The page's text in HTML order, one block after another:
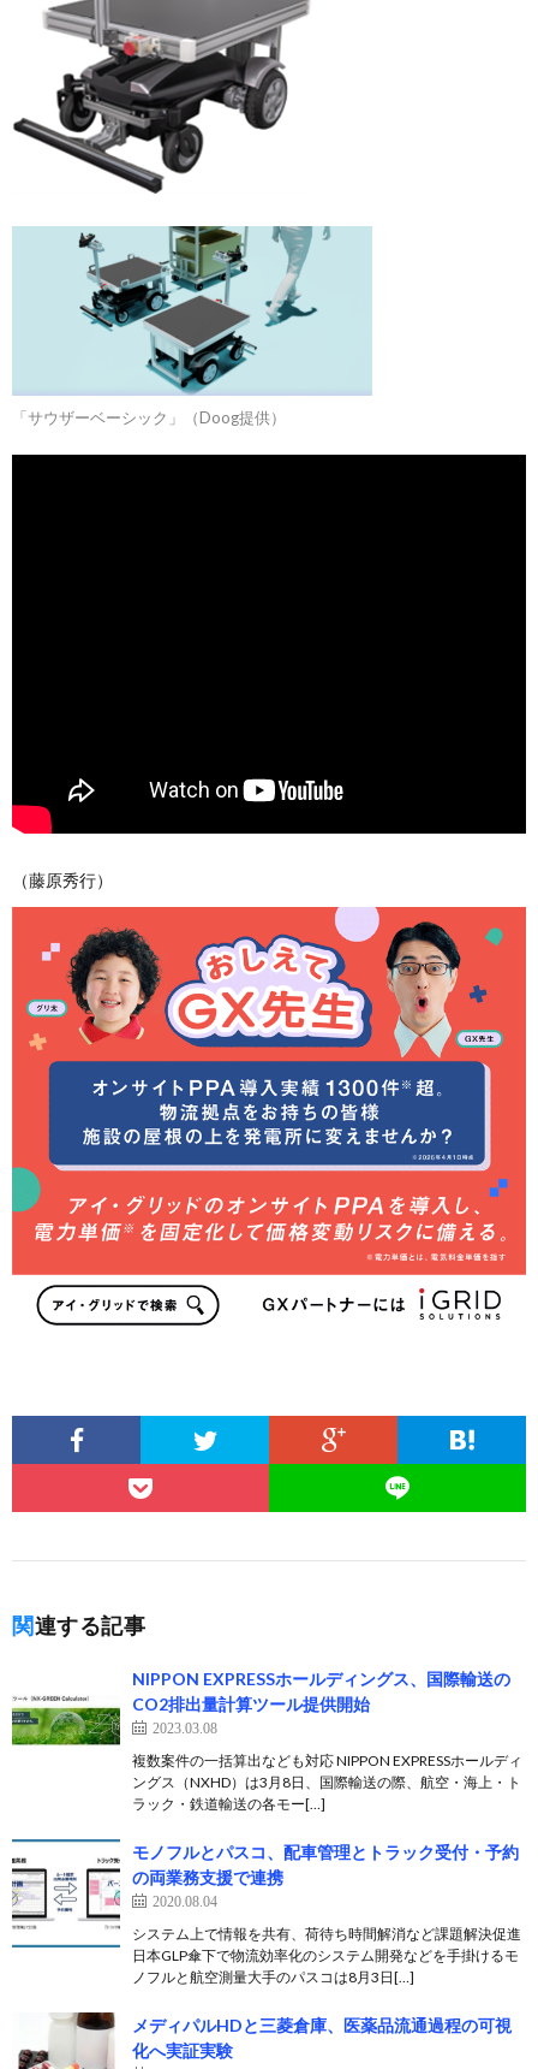
「サウザーベーシック」（Doog提供）
（藤原秀行）
関連する記事
NIPPON EXPRESSホールディングス、国際輸送の
CO2排出量計算ツール提供開始
2023.03.08
複数案件の一括算出なども対応 NIPPON EXPRESSホールディ
ングス（NXHD）は3月8日、国際輸送の際、航空・海上・ト
ラック・鉄道輸送の各モー[…]
モノフルとパスコ、配車管理とトラック受付・予約
の両業務支援で連携
2020.08.04
システム上で情報を共有、荷待ち時間解消など課題解決促進
日本GLP傘下で物流効率化のシステム開発などを手掛けるモ
ノフルと航空測量大手のパスコは8月3日[…]
メディパルHDと三菱倉庫、医薬品流通過程の可視
化へ実証実験